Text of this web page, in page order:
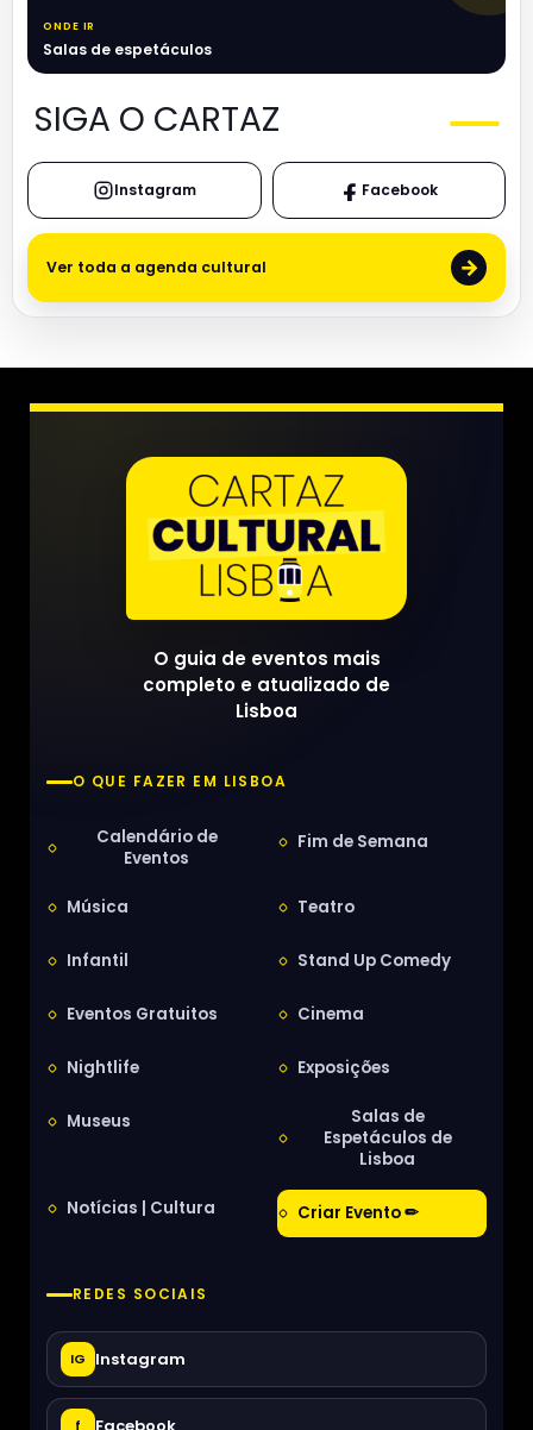
ONDE IR
Salas de espetáculos
SIGA O CARTAZ
Instagram Facebook
Ver toda a agenda cultural →
O guia de eventos mais
completo e atualizado de
Lisboa
O QUE FAZER EM LISBOA
Calendário de
Eventos
Fim de Semana
Música Teatro
Infantil Stand Up Comedy
Eventos Gratuitos Cinema
Nightlife Exposições
Museus
Salas de
Espetáculos de
Lisboa
Notícias | Cultura Criar Evento ✏
REDES SOCIAIS
IG Instagram
f